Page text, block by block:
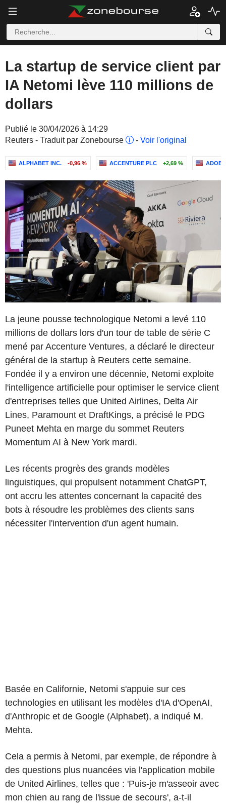
La startup de service client par
IA Netomi lève 110 millions de
dollars
Publié le 30/04/2026 à 14:29
Reuters - Traduit par Zonebourse
- Voir l'original
ALPHABET INC. -0,96 % ACCENTURE PLC +2,69 %
La jeune pousse technologique Netomi a levé 110
millions de dollars lors d'un tour de table de série C
mené par Accenture Ventures, a déclaré le directeur
général de la startup à Reuters cette semaine.
Fondée il y a environ une décennie, Netomi exploite
l'intelligence artificielle pour optimiser le service client
d'entreprises telles que United Airlines, Delta Air
Lines, Paramount et DraftKings, a précisé le PDG
Puneet Mehta en marge du sommet Reuters
Momentum AI à New York mardi.
Les récents progrès des grands modèles
linguistiques, qui propulsent notamment ChatGPT,
ont accru les attentes concernant la capacité des
bots à résoudre les problèmes des clients sans
nécessiter l'intervention d'un agent humain.
Basée en Californie, Netomi s'appuie sur ces
technologies en utilisant les modèles d'IA d'OpenAI,
d'Anthropic et de Google (Alphabet), a indiqué M.
Mehta.
Cela a permis à Netomi, par exemple, de répondre à
des questions plus nuancées via l'application mobile
de United Airlines, telles que : 'Puis-je m'asseoir avec
mon chien au rang de l'issue de secours', a-t-il